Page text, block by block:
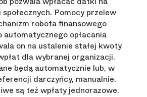
Pomocy przelew
robota finansowego
automatycznego opłacania
on na ustalenie stałej kwoty
dla wybranej organizacji.
będą automatycznie lub, w
darczyńcy, manualnie.
są też wpłaty jednorazowe.